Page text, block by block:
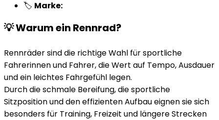
🏷️ Marke:
💡 Warum ein Rennrad?
Rennräder sind die richtige Wahl für sportliche
Fahrerinnen und Fahrer, die Wert auf Tempo, Ausdauer
und ein leichtes Fahrgefühl legen.
Durch die schmale Bereifung, die sportliche
Sitzposition und den effizienten Aufbau eignen sie sich
besonders für Training, Freizeit und längere Strecken